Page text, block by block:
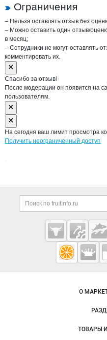
Ограничения
– Нельзя оставлять отзыв без
– Можно оставить один отзыв/
в месяц;
– Сотрудники не могут оставлять
комментировать их.
Спасибо за отзыв!
После модерации он появится на
пользователям.
На сегодня ваш лимит просмотра
Получить неограниченный доступ
Дополнительная
Cсылки на
Fruitinfo.ru
— рынок
фруктов
Важные разделы и
Навигация по сайту
О
ТОВАРЫ